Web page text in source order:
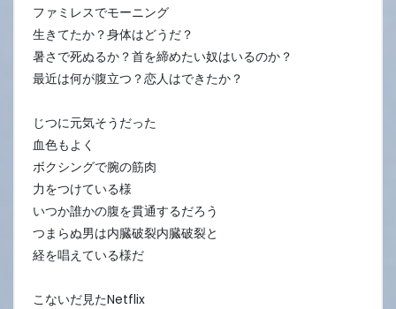
ファミレスでモーニング
生きてたか？身体はどうだ？
暑さで死ぬるか？首を締めたい奴はいるのか？
最近は何が腹立つ？恋人はできたか？
じつに元気そうだった
血色もよく
ボクシングで腕の筋肉
力をつけている様
いつか誰かの腹を貫通するだろう
つまらぬ男は内臓破裂内臓破裂と
経を唱えている様だ
こないだ見たNetflix